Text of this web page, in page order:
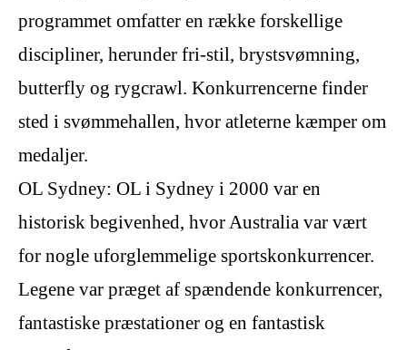
programmet omfatter en række forskellige
discipliner, herunder fri-stil, brystsvømning,
butterfly og rygcrawl. Konkurrencerne finder
sted i svømmehallen, hvor atleterne kæmper om
medaljer.
OL Sydney: OL i Sydney i 2000 var en
historisk begivenhed, hvor Australia var vært
for nogle uforglemmelige sportskonkurrencer.
Legene var præget af spændende konkurrencer,
fantastiske præstationer og en fantastisk